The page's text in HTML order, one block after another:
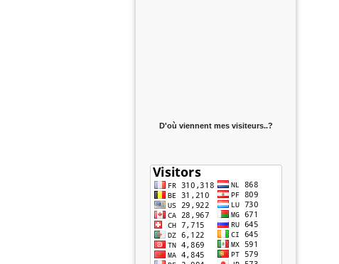
D'où viennent mes visiteurs..?